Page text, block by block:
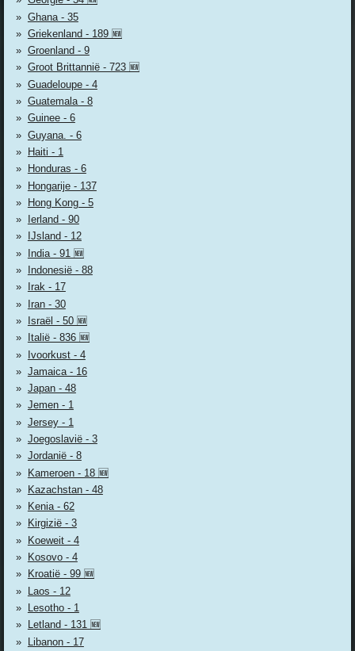
Ghana - 35
Griekenland - 189 🆕
Groenland - 9
Groot Brittannië - 723 🆕
Guadeloupe - 4
Guatemala - 8
Guinee - 6
Guyana. - 6
Haiti - 1
Honduras - 6
Hongarije - 137
Hong Kong - 5
Ierland - 90
IJsland - 12
India - 91 🆕
Indonesië - 88
Irak - 17
Iran - 30
Israël - 50 🆕
Italië - 836 🆕
Ivoorkust - 4
Jamaica - 16
Japan - 48
Jemen - 1
Jersey - 1
Joegoslavië - 3
Jordanië - 8
Kameroen - 18 🆕
Kazachstan - 48
Kenia - 62
Kirgizië - 3
Koeweit - 4
Kosovo - 4
Kroatië - 99 🆕
Laos - 12
Lesotho - 1
Letland - 131 🆕
Libanon - 17